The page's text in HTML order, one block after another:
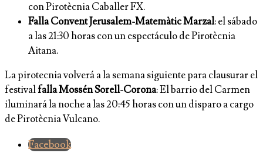
con Pirotècnia Caballer FX.
Falla Convent Jerusalem-Matemàtic Marzal: el sábado
a las 21:30 horas con un espectáculo de Pirotècnia
Aitana.
La pirotecnia volverá a la semana siguiente para clausurar el
festivalfalla Mossén Sorell-Corona: El barrio del Carmen
iluminará la noche a las 20:45 horas con un disparo a cargo
de Pirotècnia Vulcano.
Facebook